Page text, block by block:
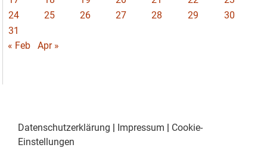
24
25 26 27 28 29
30
31
« Feb
Apr »
Datenschutzerklärung Impressum
Cookie-
Einstellungen